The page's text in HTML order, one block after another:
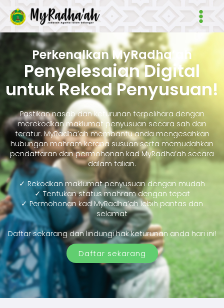
Main
Perkenalkan MyRadha’ah
Penyelesaian Digital
untuk Rekod Penyusuan!
Pastikan nasab dan keturunan terpelihara dengan
merekodkan maklumat penyusuan secara sah dan
teratur. MyRadha’ah membantu anda mengesahkan
hubungan mahram kerana susuan serta memudahkan
pendaftaran dan permohonan kad MyRadha’ah secara
dalam talian.
✓ Rekodkan maklumat penyusuan dengan mudah
✓ Tentukan status mahram dengan tepat
✓ Permohonan kad MyRadha’ah lebih pantas dan
selamat
Daftar sekarang dan lindungi hak keturunan anda hari ini!
Daftar sekarang